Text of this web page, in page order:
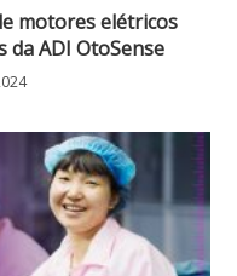
motores elétricos
ADI OtoSense